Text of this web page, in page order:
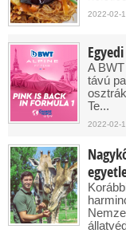
2022-02-
A
távú
Te...
2022-02-